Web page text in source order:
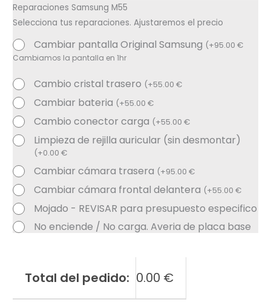
Reparaciones Samsung M55
Selecciona tus reparaciones. Ajustaremos el precio
Cambiar pantalla Original Samsung (+95.00€
Cambiamos la pantalla en 1hr
Cambio cristal trasero (+55.00€
Cambiar bateria (+55.00€
Cambio conector carga (+55.00€
Limpieza de rejilla auricular (sin desmontar)
(+0.00€
Cambiar cámara trasera (+95.00€
Cambiar cámara frontal delantera (+55.00€
Mojado - REVISAR para presupuesto especifico
No enciende / No carga. Averia de placa base
Total del pedido: 0.00 €